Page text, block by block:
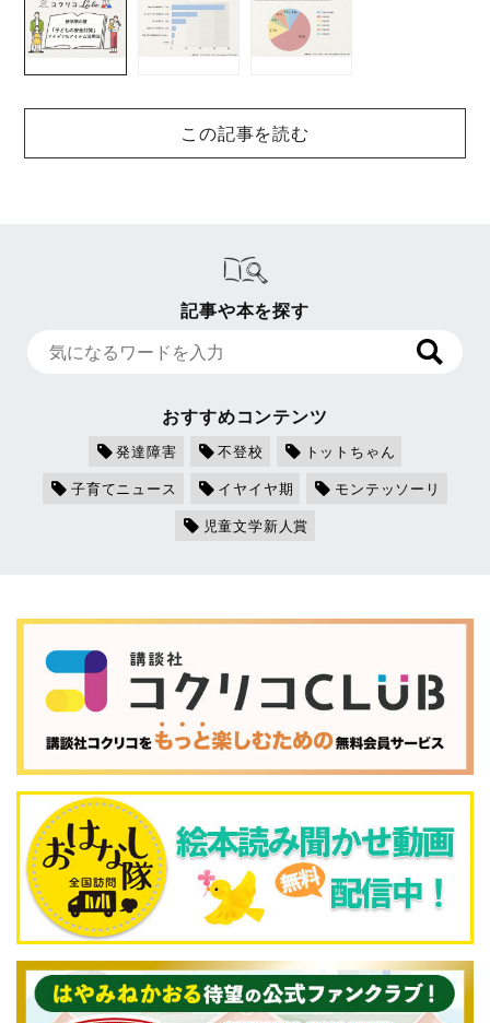
この記事を読む
記事や本を探す
おすすめコンテンツ
発達障害 不登校
トットちゃん
子育てニュース
イヤイヤ期
モンテッソーリ
児童文学新人賞